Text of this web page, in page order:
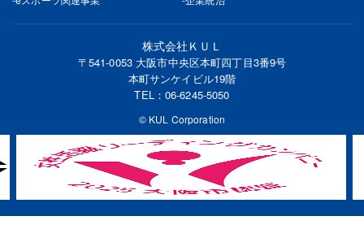
株式会社ＫＵＬ
〒541-0053 大阪市中央区本町四丁目3番9号
本町サンケイビル19階
TEL： 06-6245-5050
© KUL Corporation